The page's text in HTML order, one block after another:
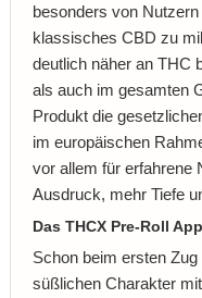
besonders von
klassisches CBD zu
deutlich näher an THC
als auch im gesamten
Produkt die
im europäischen
vor allem für erfahrene
Ausdruck, mehr Tiefe
Das THCX Pre-Roll
Schon beim ersten
süßlichen Charakter